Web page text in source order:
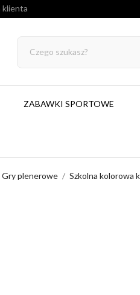
klienta
ZABAWKI SPORTOWE
Gry plenerowe Szkolna kolorowa